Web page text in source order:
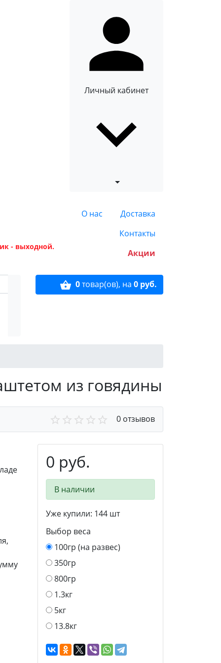
Личный кабинет
- выходной.
О нас
Доставка
Контакты
Акции
0товар(ов), на 0 руб.
из говядины
0 отзывов
0 руб.
В наличии
Уже купили: 144 шт
Выбор веса
100гр (на развес)
350гр
800гр
1.3кг
5кг
13.8кг